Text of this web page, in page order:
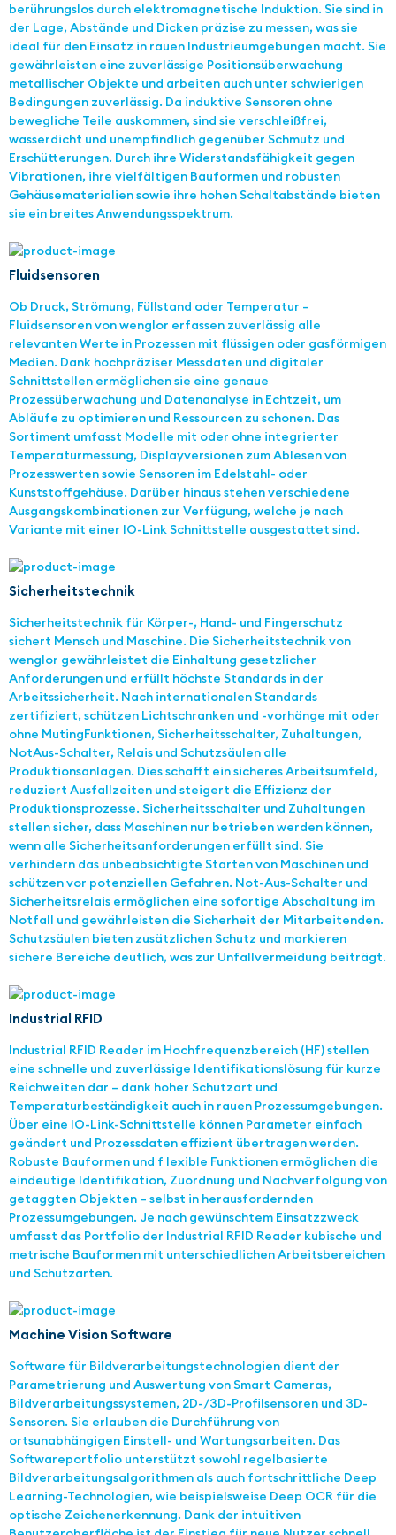
berührungslos durch elektromagnetische Induktion. Sie sind in
der Lage, Abstände und Dicken präzise zu messen, was sie
ideal für den Einsatz in rauen Industrieumgebungen macht. Sie
gewährleisten eine zuverlässige Positionsüberwachung
metallischer Objekte und arbeiten auch unter schwierigen
Bedingungen zuverlässig. Da induktive Sensoren ohne
bewegliche Teile auskommen, sind sie verschleißfrei,
wasserdicht und unempfindlich gegenüber Schmutz und
Erschütterungen. Durch ihre Widerstandsfähigkeit gegen
Vibrationen, ihre vielfältigen Bauformen und robusten
Gehäusematerialien sowie ihre hohen Schaltabstände bieten
sie ein breites Anwendungsspektrum.
Fluidsensoren
Ob Druck, Strömung, Füllstand oder Temperatur –
Fluidsensoren von wenglor erfassen zuverlässig alle
relevanten Werte in Prozessen mit flüssigen oder gasförmigen
Medien. Dank hochpräziser Messdaten und digitaler
Schnittstellen ermöglichen sie eine genaue
Prozessüberwachung und Datenanalyse in Echtzeit, um
Abläufe zu optimieren und Ressourcen zu schonen. Das
Sortiment umfasst Modelle mit oder ohne integrierter
Temperaturmessung, Displayversionen zum Ablesen von
Prozesswerten sowie Sensoren im Edelstahl- oder
Kunststoffgehäuse. Darüber hinaus stehen verschiedene
Ausgangskombinationen zur Verfügung, welche je nach
Variante mit einer IO-Link Schnittstelle ausgestattet sind.
Sicherheitstechnik
Sicherheitstechnik für Körper-, Hand- und Fingerschutz
sichert Mensch und Maschine. Die Sicherheitstechnik von
wenglor gewährleistet die Einhaltung gesetzlicher
Anforderungen und erfüllt höchste Standards in der
Arbeitssicherheit. Nach internationalen Standards
zertifiziert, schützen Lichtschranken und -vorhänge mit oder
ohne MutingFunktionen, Sicherheitsschalter, Zuhaltungen,
NotAus-Schalter, Relais und Schutzsäulen alle
Produktionsanlagen. Dies schafft ein sicheres Arbeitsumfeld,
reduziert Ausfallzeiten und steigert die Effizienz der
Produktionsprozesse. Sicherheitsschalter und Zuhaltungen
stellen sicher, dass Maschinen nur betrieben werden können,
wenn alle Sicherheitsanforderungen erfüllt sind. Sie
verhindern das unbeabsichtigte Starten von Maschinen und
schützen vor potenziellen Gefahren. Not-Aus-Schalter und
Sicherheitsrelais ermöglichen eine sofortige Abschaltung im
Notfall und gewährleisten die Sicherheit der Mitarbeitenden.
Schutzsäulen bieten zusätzlichen Schutz und markieren
sichere Bereiche deutlich, was zur Unfallvermeidung beiträgt.
Industrial RFID
Industrial RFID Reader im Hochfrequenzbereich (HF) stellen
eine schnelle und zuverlässige Identifikationslösung für kurze
Reichweiten dar – dank hoher Schutzart und
Temperaturbeständigkeit auch in rauen Prozessumgebungen.
Über eine IO-Link-Schnittstelle können Parameter einfach
geändert und Prozessdaten effizient übertragen werden.
Robuste Bauformen und f lexible Funktionen ermöglichen die
eindeutige Identifikation, Zuordnung und Nachverfolgung von
getaggten Objekten – selbst in herausfordernden
Prozessumgebungen. Je nach gewünschtem Einsatzzweck
umfasst das Portfolio der Industrial RFID Reader kubische und
metrische Bauformen mit unterschiedlichen Arbeitsbereichen
und Schutzarten.
Machine Vision Software
Software für Bildverarbeitungstechnologien dient der
Parametrierung und Auswertung von Smart Cameras,
Bildverarbeitungssystemen, 2D-/3D-Profilsensoren und 3D-
Sensoren. Sie erlauben die Durchführung von
ortsunabhängigen Einstell- und Wartungsarbeiten. Das
Softwareportfolio unterstützt sowohl regelbasierte
Bildverarbeitungsalgorithmen als auch fortschrittliche Deep
Learning-Technologien, wie beispielsweise Deep OCR für die
optische Zeichenerkennung. Dank der intuitiven